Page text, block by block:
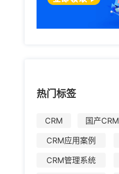
热门标签
CRM 国产CRM
CRM应用案例
CRM管理系统